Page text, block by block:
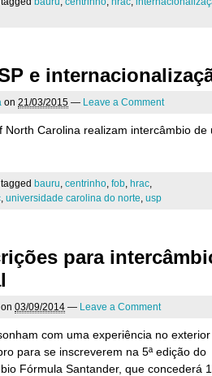
e
on 21/03/2015 — Leave a Comment
North Carolina realizam intercâmbio de
bauru, centrinho, fob, hrac,
, universidade carolina do norte, usp
para
on 03/09/2014 — Leave a Comment
com uma experiência no
para se inscreverem na 5ª edição do
Fórmula Santander, que concederá